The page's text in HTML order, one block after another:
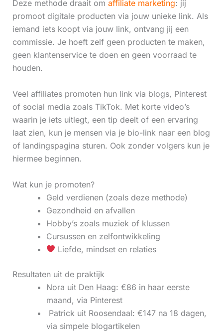
Deze methode draait om affiliate marketing: jij
promoot digitale producten via jouw unieke link. Als
iemand iets koopt via jouw link, ontvang jij een
commissie. Je hoeft zelf geen producten te maken,
geen klantenservice te doen en geen voorraad te
houden.
Veel affiliates promoten hun link via blogs, Pinterest
of social media zoals TikTok. Met korte video’s
waarin je iets uitlegt, een tip deelt of een ervaring
laat zien, kun je mensen via je bio-link naar een blog
of landingspagina sturen. Ook zonder volgers kun je
hiermee beginnen.
Wat kun je promoten?
Geld verdienen (zoals deze methode)
Gezondheid en afvallen
Hobby’s zoals muziek of klussen
Cursussen en zelfontwikkeling
Liefde, mindset en relaties
Resultaten uit de praktijk
Nora uit Den Haag: €86 in haar eerste
maand, via Pinterest
‍ Patrick uit Roosendaal: €147 na 18 dagen,
via simpele blogartikelen